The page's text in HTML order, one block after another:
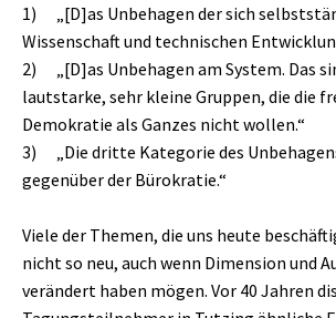
1) „[D]as Unbehagen der sich
Wissenschaft und technischen
2) „[D]as Unbehagen am System. Das
lautstarke, sehr kleine Gruppen, die die
Demokratie als Ganzes nicht wollen.“
3) „Die dritte Kategorie des
gegenüber der Bürokratie.“
Viele der Themen, die uns heute
nicht so neu, auch wenn Dimension und
verändert haben mögen. Vor 40 Jahren